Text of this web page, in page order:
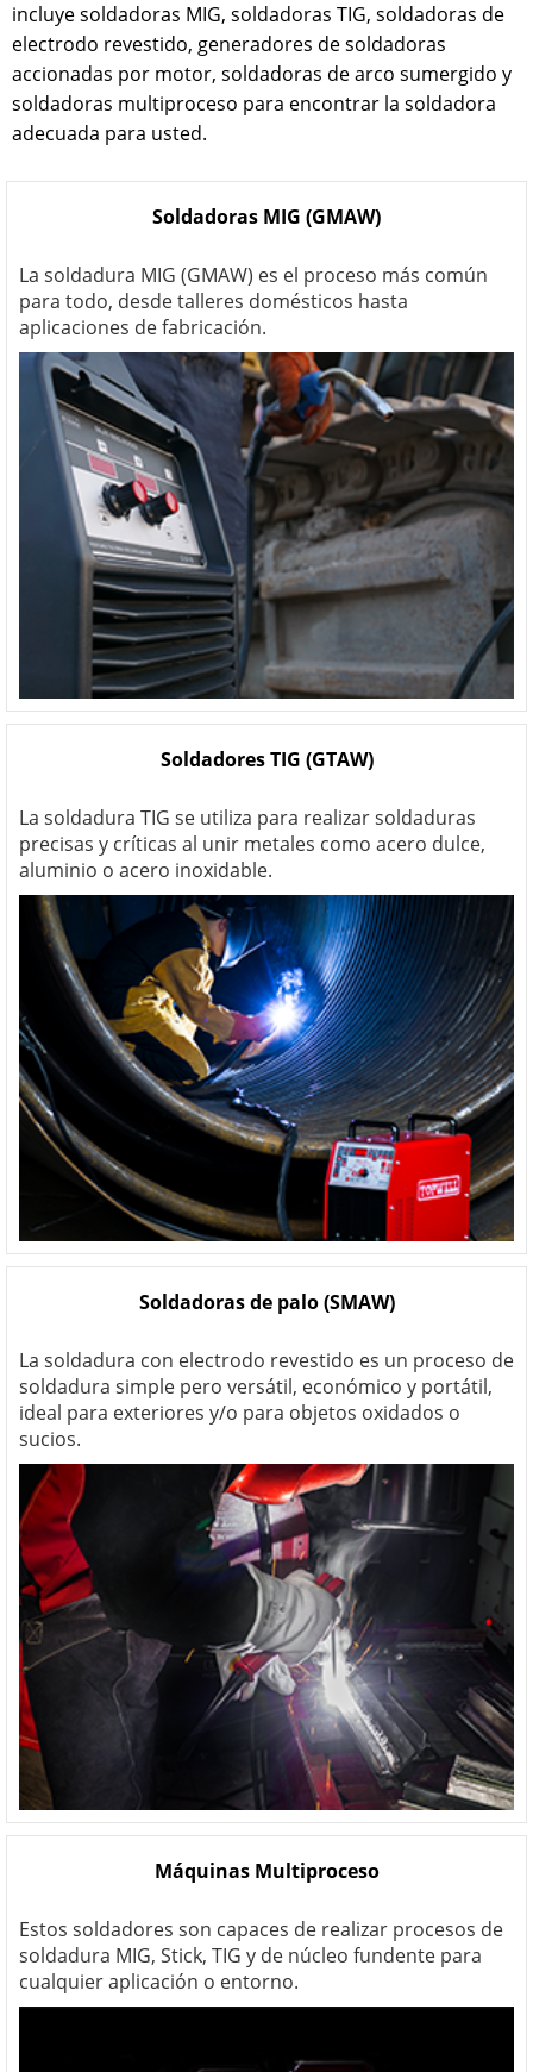
incluye soldadoras MIG, soldadoras TIG, soldadoras de
electrodo revestido, generadores de soldadoras
accionadas por motor, soldadoras de arco sumergido y
soldadoras multiproceso para encontrar la soldadora
adecuada para usted.
Soldadoras MIG (GMAW)
La soldadura MIG (GMAW) es el proceso más común
para todo, desde talleres domésticos hasta
aplicaciones de fabricación.
Soldadores TIG (GTAW)
La soldadura TIG se utiliza para realizar soldaduras
precisas y críticas al unir metales como acero dulce,
aluminio o acero inoxidable.
Soldadoras de palo (SMAW)
La soldadura con electrodo revestido es un proceso de
soldadura simple pero versátil, económico y portátil,
ideal para exteriores y/o para objetos oxidados o
sucios.
Máquinas Multiproceso
Estos soldadores son capaces de realizar procesos de
soldadura MIG, Stick, TIG y de núcleo fundente para
cualquier aplicación o entorno.